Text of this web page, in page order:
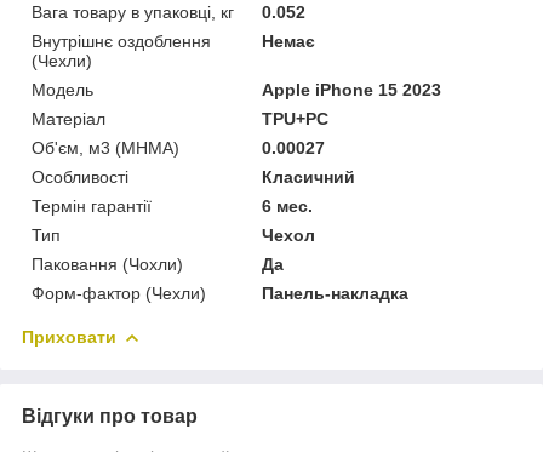
Вага товару в упаковці, кг
0.052
Внутрішнє оздоблення
(Чехли)
Немає
Мoдель
Apple iPhone 15 2023
Матеріал
TPU+PC
Об'єм, м3 (МНМА)
0.00027
Особливості
Класичний
Термін гарантії
6 мес.
Тип
Чехол
Паковання (Чохли)
Да
Форм-фактор (Чехли)
Панель-накладка
Приховати
Відгуки про товар